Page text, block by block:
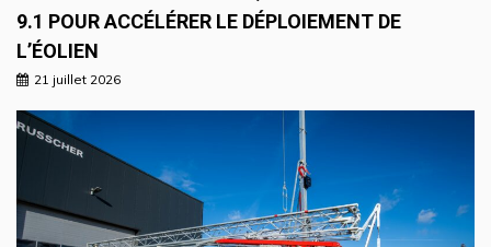
9.1 POUR ACCÉLÉRER LE DÉPLOIEMENT DE
L’ÉOLIEN
21 juillet 2026